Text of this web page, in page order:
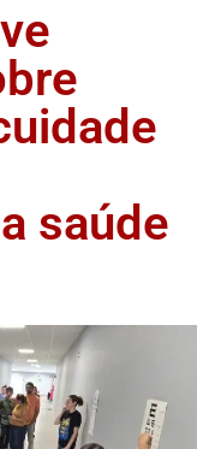
saúde